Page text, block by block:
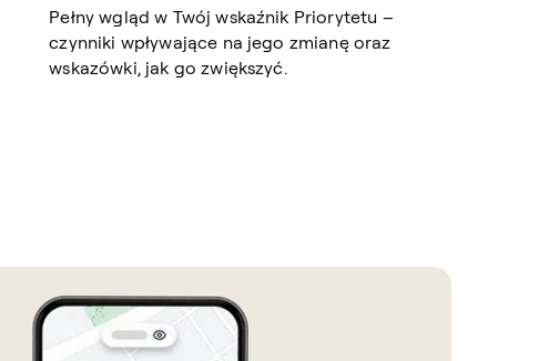
Pełny wgląd w Twój wskaźnik Priorytetu –
czynniki wpływające na jego zmianę oraz
wskazówki, jak go zwiększyć.